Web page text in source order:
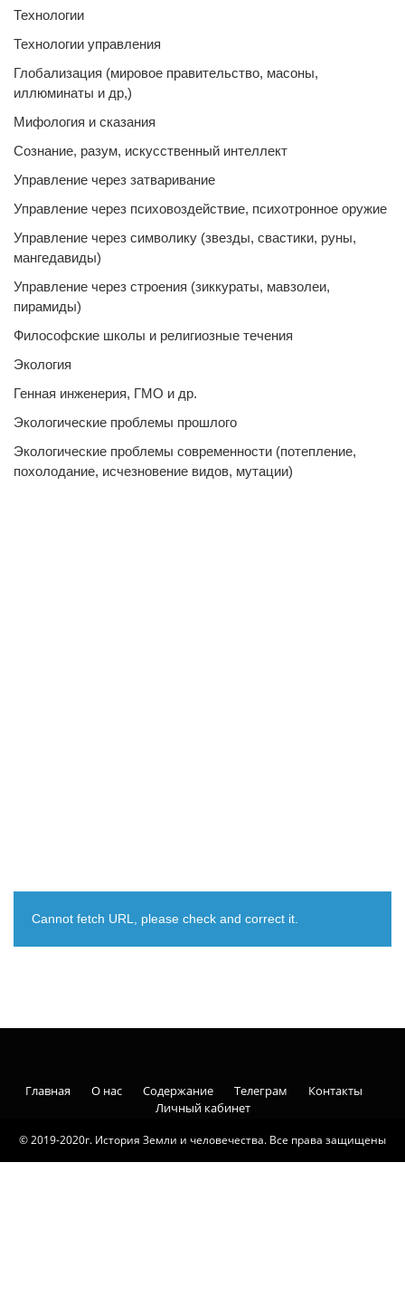
Технологии
Технологии управления
Глобализация (мировое правительство, масоны,
иллюминаты и др,)
Мифология и сказания
Сознание, разум, искусственный интеллект
Управление через затваривание
Управление через психовоздействие, психотронное оружие
Управление через символику (звезды, свастики, руны,
мангедавиды)
Управление через строения (зиккураты, мавзолеи,
пирамиды)
Философские школы и религиозные течения
Экология
Генная инженерия, ГМО и др.
Экологические проблемы прошлого
Экологические проблемы современности (потепление,
похолодание, исчезновение видов, мутации)
Cannot fetch URL, please check and correct it.
© 2019-2020г. История Земли и человечества. Все права защищены
Главная О нас Содержание Телеграм
Контакты
Личный кабинет